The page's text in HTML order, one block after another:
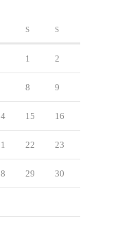
S S
1 2
8 9
15 16
22 23
29 30